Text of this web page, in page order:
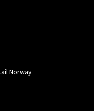
Norway